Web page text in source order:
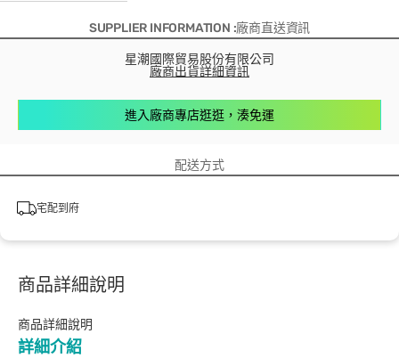
SUPPLIER INFORMATION :廠商直送資訊
星潮國際貿易股份有限公司
廠商出貨詳細資訊
進入廠商專店逛逛，湊免運
配送方式
宅配到府
商品詳細說明
商品詳細說明
詳細介紹